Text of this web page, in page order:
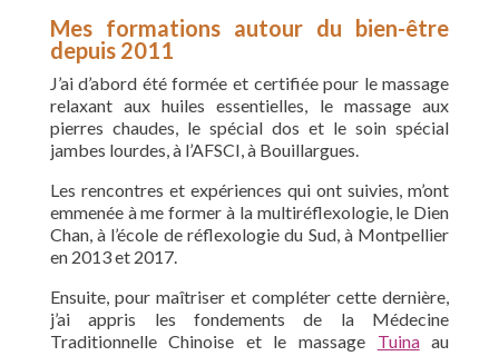
Mes formations autour du bien-être
depuis 2011
J’ai d’abord été formée et certifiée pour le massage
relaxant aux huiles essentielles, le massage aux
pierres chaudes, le spécial dos et le soin spécial
jambes lourdes, à l’AFSCI, à Bouillargues.
Les rencontres et expériences qui ont suivies, m’ont
emmenée à me former à la multiréflexologie, le Dien
Chan, à l’école de réflexologie du Sud, à Montpellier
en 2013 et 2017.
Ensuite, pour maîtriser et compléter cette dernière,
j’ai appris les fondements de la Médecine
Traditionnelle Chinoise et le massage Tuinaau